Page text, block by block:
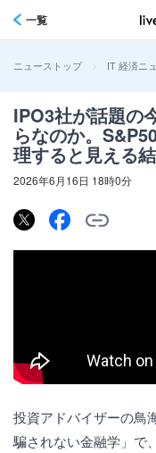
一覧
ニューストップ > IT 経済ニ
IPO3社が話題の
らなのか。
理すると見える
2026年6月16日 18時0分
投資アドバイザーの鳥
騙されない金融学」で